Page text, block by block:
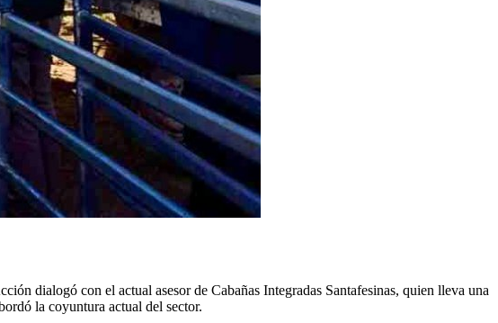
dialogó con el actual asesor de Cabañas Integradas Santafesinas, quien lleva una
la coyuntura actual del sector.